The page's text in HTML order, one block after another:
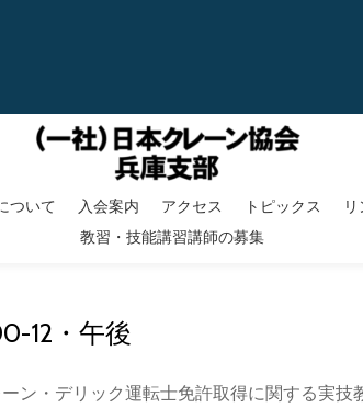
ついて 入会案内 アクセス トピックス リ
教習・技能講習講師の募集
12・午後
ン・デリック運転士免許取得に関する実技